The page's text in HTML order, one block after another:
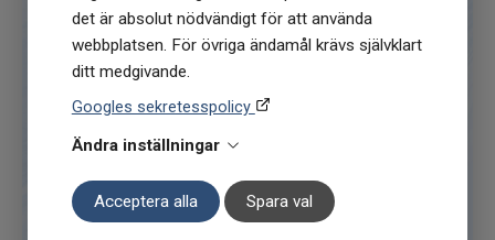
det är absolut nödvändigt för att använda
webbplatsen. För övriga ändamål krävs självklart
ditt medgivande.
Googles sekretesspolicy
Ändra inställningar
Acceptera alla Spara val